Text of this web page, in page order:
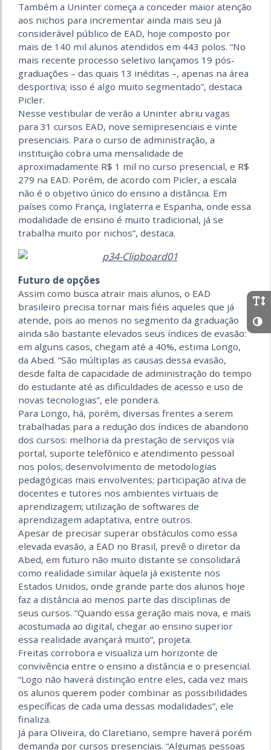
Também a Uninter começa a conceder maior atenção
aos nichos para incrementar ainda mais seu já
considerável público de EAD, hoje composto por
mais de 140 mil alunos atendidos em 443 polos. “No
mais recente processo seletivo lançamos 19 pós-
graduações – das quais 13 inéditas –, apenas na área
desportiva; isso é algo muito segmentado”, destaca
Picler.
Nesse vestibular de verão a Uninter abriu vagas
para 31 cursos EAD, nove semipresenciais e vinte
presenciais. Para o curso de administração, a
instituição cobra uma mensalidade de
aproximadamente R$ 1 mil no curso presencial, e R$
279 na EAD. Porém, de acordo com Picler, a escala
não é o objetivo único do ensino a distância. Em
países como França, Inglaterra e Espanha, onde essa
modalidade de ensino é muito tradicional, já se
trabalha muito por nichos”, destaca.
Futuro de opções
Assim como busca atrair mais alunos, o EAD
brasileiro precisa tornar mais fiéis aqueles que já
atende, pois ao menos no segmento da graduação
ainda são bastante elevados seus índices de evasão:
em alguns casos, chegam até a 40%, estima Longo,
da Abed. “São múltiplas as causas dessa evasão,
desde falta de capacidade de administração do tempo
do estudante até as dificuldades de acesso e uso de
novas tecnologias”, ele pondera.
Para Longo, há, porém, diversas frentes a serem
trabalhadas para a redução dos índices de abandono
dos cursos: melhoria da prestação de serviços via
portal, suporte telefônico e atendimento pessoal
nos polos; desenvolvimento de metodologias
pedagógicas mais envolventes; participação ativa de
docentes e tutores nos ambientes virtuais de
aprendizagem; utilização de softwares de
aprendizagem adaptativa, entre outros.
Apesar de precisar superar obstáculos como essa
elevada evasão, a EAD no Brasil, prevê o diretor da
Abed, em futuro não muito distante se consolidará
como realidade similar àquela já existente nos
Estados Unidos, onde grande parte dos alunos hoje
faz a distância ao menos parte das disciplinas de
seus cursos. “Quando essa geração mais nova, e mais
acostumada ao digital, chegar ao ensino superior
essa realidade avançará muito”, projeta.
Freitas corrobora e visualiza um horizonte de
convivência entre o ensino a distância e o presencial.
“Logo não haverá distinção entre eles, cada vez mais
os alunos querem poder combinar as possibilidades
específicas de cada uma dessas modalidades”, ele
finaliza.
Já para Oliveira, do Claretiano, sempre haverá porém
demanda por cursos presenciais. “Algumas pessoas